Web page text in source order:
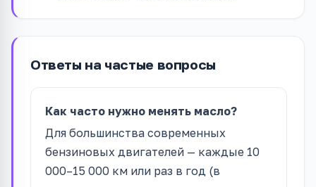
Ответы на частые вопросы
Как часто нужно менять масло?
Для большинства современных
бензиновых двигателей — каждые 10
000–15 000 км или раз в год (в